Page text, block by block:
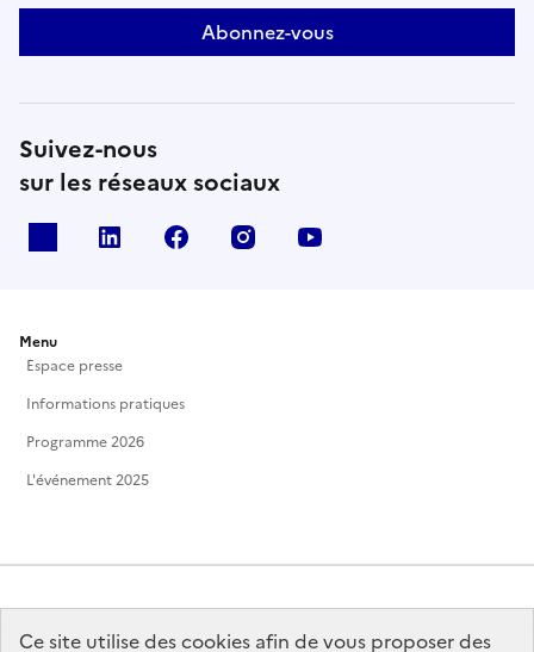
Ce site utilise des cookies afin de vous proposer des
Abonnez-vous
Suivez-nous
sur les réseaux sociaux
Linkedin Facebook Instagram
Menu
Espace presse
Informations pratiques
Programme 2026
L'événement 2025
MINISTÈRE